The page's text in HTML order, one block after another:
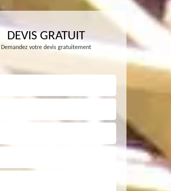
DEVIS GRATUIT
Demandez votre devis gratuitement